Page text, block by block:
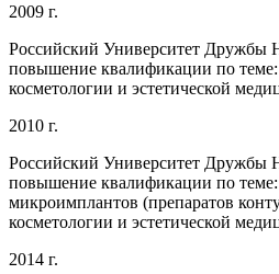
2009 г.
Российский Университет Дружбы
повышение квалификации по
косметологии и эстетической
2010 г.
Российский Университет Дружбы
повышение квалификации по
микроимплантов (препаратов
косметологии и эстетической
2014 г.